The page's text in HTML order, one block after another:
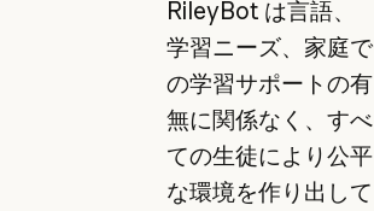
RileyBot は言語、
学習ニーズ、家庭で
の学習サポートの有
無に関係なく、すべ
ての生徒により公平
な環境を作り出して